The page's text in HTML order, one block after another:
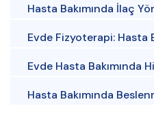
Hasta Bakımında İlaç
Evde Fizyoterapi: Hasta
Evde Hasta Bakımında
Hasta Bakımında